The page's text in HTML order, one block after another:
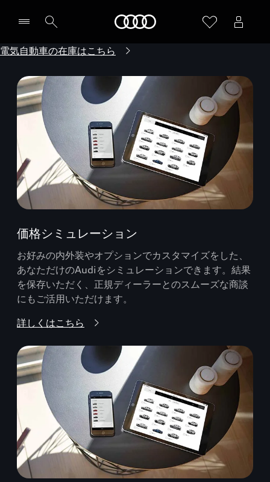
電気自動車の在庫はこちら
価格シミュレーション
お好みの内外装やオプションでカスタマイズをした、
あなただけのAudiをシミュレーションできます。結果
を保存いただく、正規ディーラーとのスムーズな商談
にもご活用いただけます。
詳しくはこちら